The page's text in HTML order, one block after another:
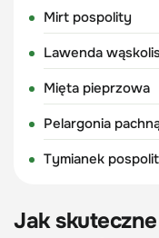
Mirt pospolity
Lawenda
Mięta pieprzowa
Pelargonia
Tymianek
Jak